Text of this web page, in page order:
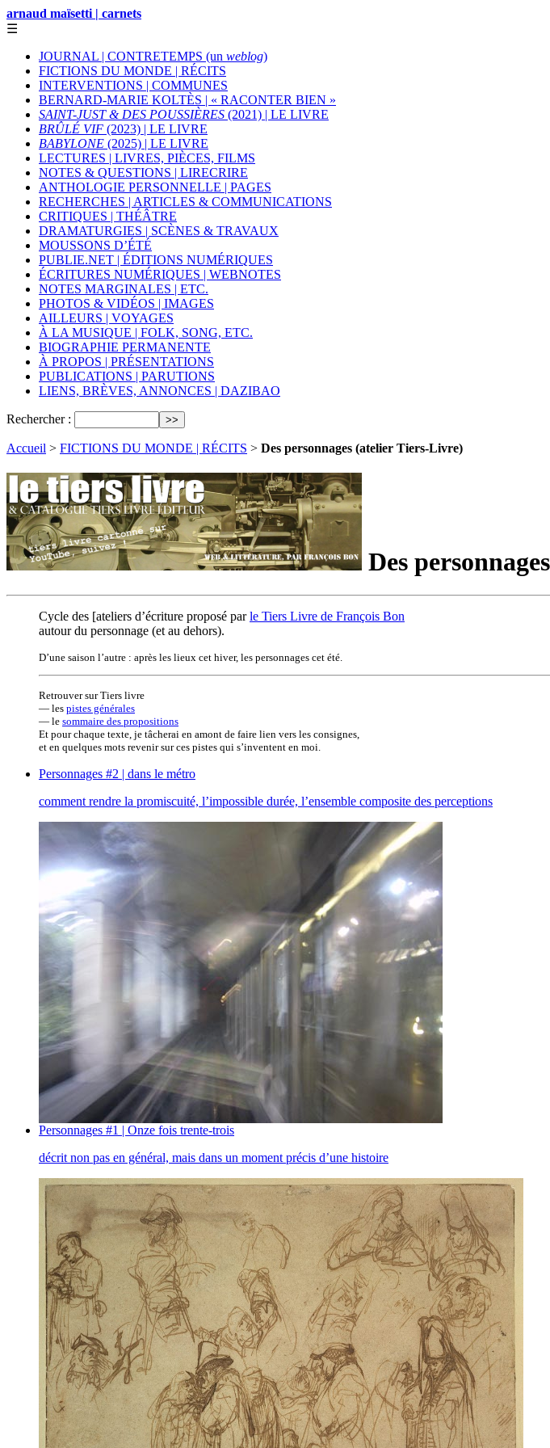
arnaud maïsetti | carnets
☰
JOURNAL | CONTRETEMPS (un weblog)
FICTIONS DU MONDE | RÉCITS
INTERVENTIONS | COMMUNES
BERNARD-MARIE KOLTÈS | « RACONTER BIEN »
SAINT-JUST & DES POUSSIÈRES (2021) | LE LIVRE
BRÛLÉ VIF (2023) | LE LIVRE
BABYLONE (2025) | LE LIVRE
LECTURES | LIVRES, PIÈCES, FILMS
NOTES & QUESTIONS | LIRECRIRE
ANTHOLOGIE PERSONNELLE | PAGES
RECHERCHES | ARTICLES & COMMUNICATIONS
CRITIQUES | THÉÂTRE
DRAMATURGIES | SCÈNES & TRAVAUX
MOUSSONS D’ÉTÉ
PUBLIE.NET | ÉDITIONS NUMÉRIQUES
ÉCRITURES NUMÉRIQUES | WEBNOTES
NOTES MARGINALES | ETC.
PHOTOS & VIDÉOS | IMAGES
AILLEURS | VOYAGES
À LA MUSIQUE | FOLK, SONG, ETC.
BIOGRAPHIE PERMANENTE
À PROPOS | PRÉSENTATIONS
PUBLICATIONS | PARUTIONS
LIENS, BRÈVES, ANNONCES | DAZIBAO
Rechercher :
Accueil > FICTIONS DU MONDE | RÉCITS > Des personnages (atelier Tiers-Livre)
Des
Cycle des [ateliers d’écriture proposé parle Tiers Livre de François Bon
autour du personnage (et au dehors).
D’une saison l’autre : après les lieux cet hiver, les personnages cet été.
Retrouver sur Tiers livre
— les pistes générales
— le sommaire des propositions
Et pour chaque texte, je tâcherai en amont de faire lien vers les consignes,
et en quelques mots revenir sur ces pistes qui s’inventent en moi.
Personnages #2 | dans le métro
comment rendre la promiscuité, l’impossible durée, l’ensemble composite des perceptions
Personnages #1 | Onze fois trente-trois
décrit non pas en général, mais dans un moment précis d’une histoire